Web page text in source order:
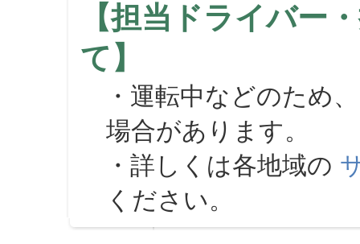
【担当ドライバー
て】
・運転中などのため
場合があります。
・詳しくは各地域の
ください。